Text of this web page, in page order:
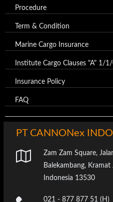
Procedure
Term & Condition
Marine Cargo Insurance
Institute Cargo Clauses "A" 1/
Insurance Policy
FAQ
PT CANNONex
Zam Zam Square,
Balekambang,
Indonesia 13530
021 - 877 877 51 (H)